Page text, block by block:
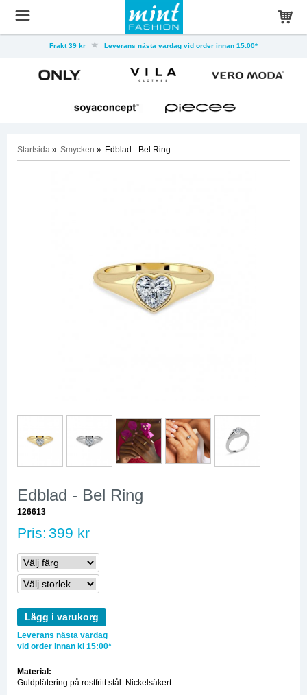
Frakt 39 kr Leverans nästa vardag vid order innan 15:00*
Startsida » Smycken » Edblad - Bel Ring
Edblad - Bel Ring
126613
Pris: 399 kr
Lägg i varukorg
Leverans nästa vardag
vid order innan kl 15:00*
Material:
Guldplätering på rostfritt stål. Nickelsäkert.